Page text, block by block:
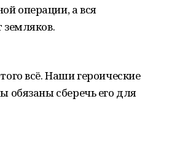
операции, а вся
земляков.
всё. Наши героические
обязаны сберечь его для